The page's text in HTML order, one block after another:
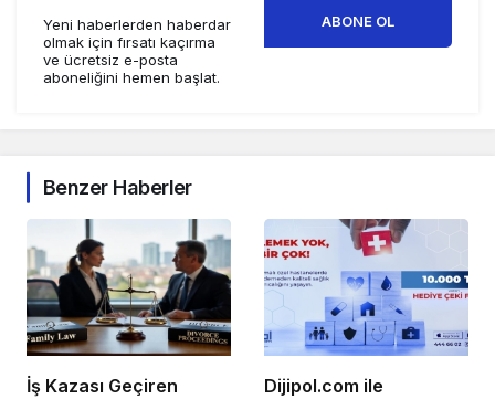
Yeni haberlerden haberdar
olmak için fırsatı kaçırma
ve ücretsiz e-posta
aboneliğini hemen başlat.
ABONE OL
Benzer Haberler
İş Kazası Geçiren
Dijipol.com ile